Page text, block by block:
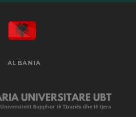
ALBANIA